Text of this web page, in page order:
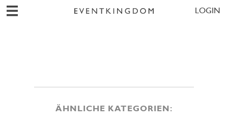
LOGIN
ÄHNLICHE KATEGORIEN: